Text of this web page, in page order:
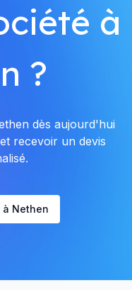
à
?
dès aujourd'hui
recevoir un devis
à Nethen